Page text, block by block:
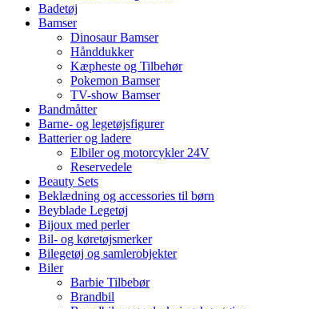
Badetøj
Bamser
Dinosaur Bamser
Hånddukker
Kæpheste og Tilbehør
Pokemon Bamser
TV-show Bamser
Bandmåtter
Barne- og legetøjsfigurer
Batterier og ladere
Elbiler og motorcykler 24V
Reservedele
Beauty Sets
Beklædning og accessories til børn
Beyblade Legetøj
Bijoux med perler
Bil- og køretøjsmerker
Bilegetøj og samlerobjekter
Biler
Barbie Tilbebør
Brandbil